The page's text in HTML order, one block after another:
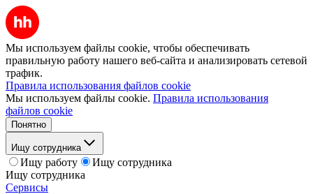
Мы используем файлы cookie, чтобы обеспечивать
правильную работу нашего веб-сайта и анализировать сетевой
трафик.
Правила использования файлов cookie
Мы используем файлы cookie. Правила использования
файлов cookie
Понятно
Ищу сотрудника
Ищу работу
Ищу сотрудника
Ищу сотрудника
Сервисы